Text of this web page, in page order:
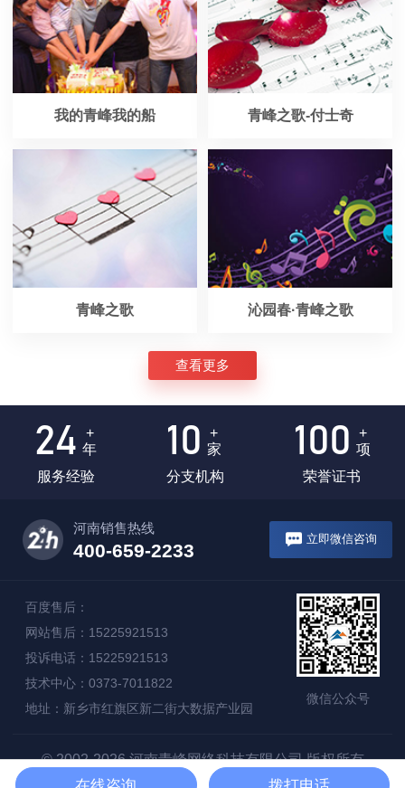
我的青峰我的船 青峰之歌-付士奇
青峰之歌 沁园春·青峰之歌
查看更多
24
+
年
服务经验
10
+
家
分支机构
100
+
项
荣誉证书
河南销售热线
400-659-2233
立即微信咨询
百度售后：
网站售后：15225921513
投诉电话：15225921513
技术中心：0373-7011822
地址：新乡市红旗区新二街大数据产业园
微信公众号
© 2002-2026 河南青峰网络科技有限公司 版权所有
豫ICP备11033019号
豫公网安备 41070202000156号